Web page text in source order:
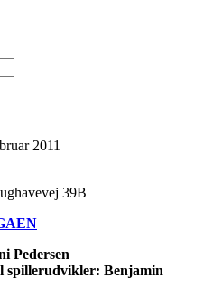
2011
39B
Pedersen
spillerudvikler: Benjamin